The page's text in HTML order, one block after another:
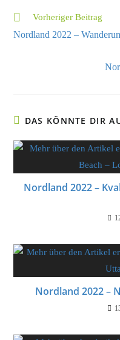
Vorheriger Beitrag
Nordland 2022 –
DAS KÖNNTE DIR
Nordland 2022 –
Nordland 2022 –